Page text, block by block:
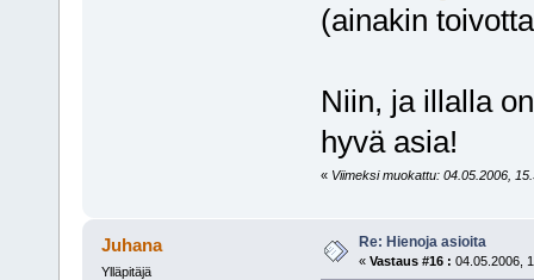
(ainakin
Niin, ja illalla
hyvä asia!
« Viimeksi muokattu: 04.05.2006,
Juhana
Ylläpitäjä
Re: Hienoja asioita
« Vastaus #16 : 04.05.2006,